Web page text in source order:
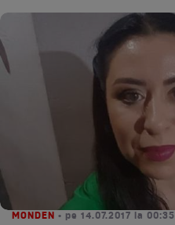
MONDEN • pe 14.07.2017 la 00:35